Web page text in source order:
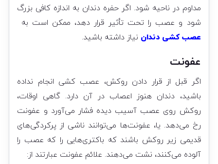
مداوم در ناحیه شود. اگر حفره دندان به اندازه کافی بزرگ
شود و عصب را تحت تأثیر قرار دهد، ممکن است به
عصب کشی دندان نیاز داشته باشید.
عفونت
اگر قبل از قرار دادن روکش، عصب کشی انجام نداده
باشید، دندان هنوز اعصاب در آن دارد. گاهی اوقات،
روکش روی عصب آسیب دیده فشار می‌آورد و عفونت
رخ می‌دهد. یا، عفونت‌ها می‌توانند ناشی از پرکردگی‌های
قدیمی زیر روکش باشند که باکتری‌هایی را که عصب را
آلوده می‌کنند، نشت می‌دهند. علائم عفونت عبارتند از: